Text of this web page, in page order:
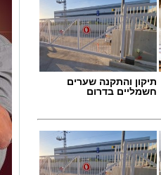
תיקון והתקנה שערים
חשמליים בדרום